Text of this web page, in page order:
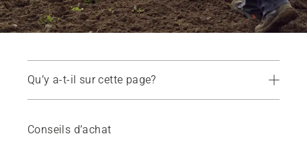
Qu’y a-t-il sur cette page?
Conseils d’achat